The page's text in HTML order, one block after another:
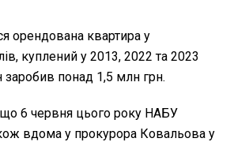
орендована квартира у
куплений у 2013, 2022 та 2023
заробив понад 1,5 млн грн.
що 6 червня цього року НАБУ
вдома у прокурора Ковальова у